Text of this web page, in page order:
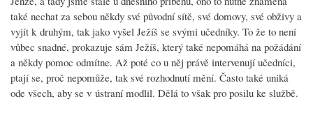
také nechat za sebou někdy své původní sítě, své domovy, své obživy a
vyjít k druhým, tak jako vyšel Ježíš se svými učedníky. To že to není
vůbec snadné, prokazuje sám Ježíš, který také nepomáhá na požádání
a někdy pomoc odmítne. Až poté co u něj právě intervenují učedníci,
ptají se, proč nepomůže, tak své rozhodnutí mění. Často také uniká
ode všech, aby se v ústraní modlil. Dělá to však pro posilu ke službě.